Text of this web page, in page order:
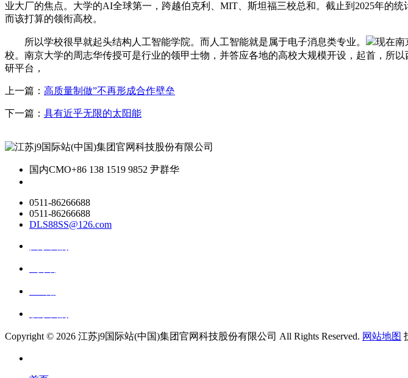
业大厂的焦点。大学的AI全球第一，跨越伯克利、MIT、斯坦福三校总和。截止到2025年的
而该打算的领衔高校。
所以学校很早就起头结构人工智能学院。而人工智能就是属于电子消息类专业。
现在南
校。南京大学的周志华传授可是行业的领甲士物，并答应各地的高校大规模开设，起首，所
研平台，
上一篇： 高质量制做”不再形成合作壁垒
下一篇： 具有近乎无限的太阳能
国内CMO+86 138 1519 9852 尹群华
0511-86266688
0511-86266688
DLS88SS@126.com
Copyright © 2026 江苏j9国际站(中国)集团官网科技股份有限公司 All Rights Reserved. 网站地图